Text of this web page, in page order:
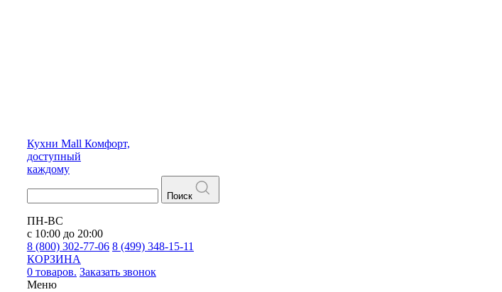
Кухни Mall Комфорт,
доступный
каждому
Поиск
ПН-ВС
с 10:00 до 20:00
8 (800) 302-77-06 8 (499) 348-15-11
КОРЗИНА
0 товаров. Заказать звонок
Меню